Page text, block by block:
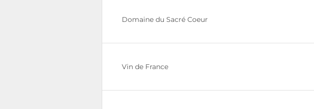
Domaine du Sacré Coeur
Vin de France